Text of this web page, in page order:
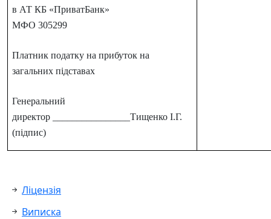
в АТ КБ «ПриватБанк»
МФО 305299
Платник податку на прибуток на
загальних підставах
Генеральний
директор ________________Тищенко І.Г.
(підпис)
Ліцензія
Виписка